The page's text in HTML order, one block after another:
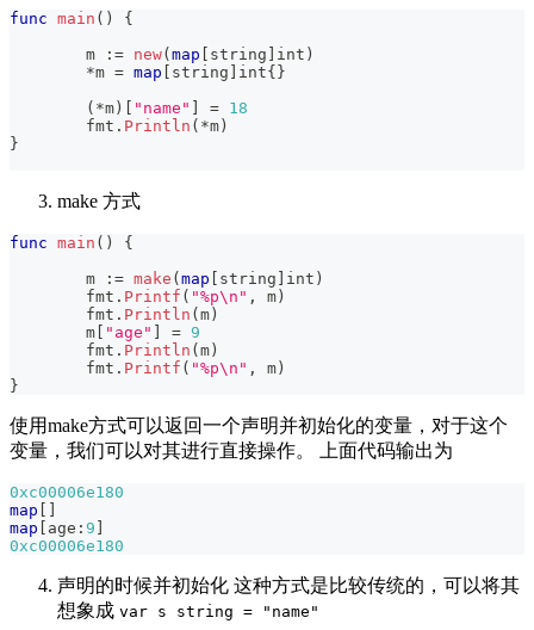
func main ( )
{
	m
:= new(map [ string ] int )
*m = map [ string ] int{}
( *m) [ "name" ] = 18
	fmt
. Println ( *m)
}
make 方式
func main ( )
{
	m
:= make (map [ string ] int )
	fmt
. Printf ( "%p\n" , m)
	fmt
. Println (m)
	m
[ "age" ] = 9
	fmt
. Println (m)
	fmt
. Printf ( "%p\n" , m)
}
使用make方式可以返回一个声明并初始化的变量，对于这个
变量，我们可以对其进行直接操作。 上面代码输出为
0xc00006e180
map [ ]
map [ age : 9 ]
0xc00006e180
声明的时候并初始化 这种方式是比较传统的，可以将其
想象成 var s string = "name"